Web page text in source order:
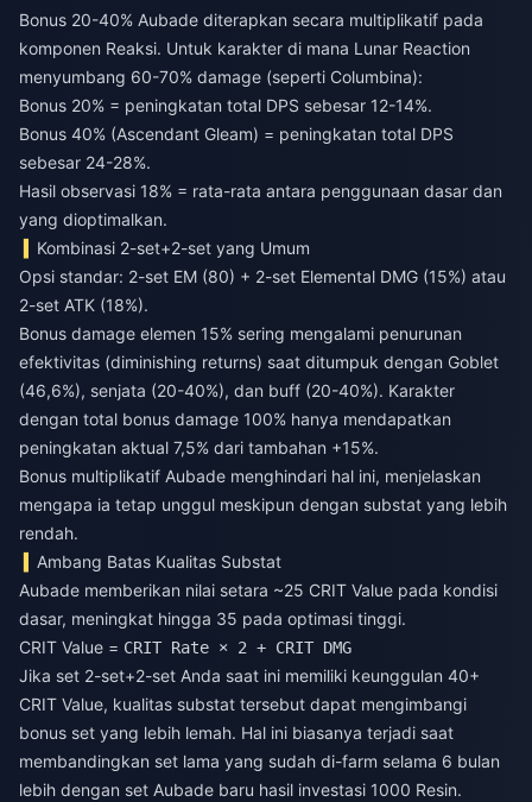
Bonus 20-40% Aubade diterapkan secara multiplikatif pada
komponen Reaksi. Untuk karakter di mana Lunar Reaction
menyumbang 60-70% damage (seperti Columbina):
Bonus 20% = peningkatan total DPS sebesar 12-14%.
Bonus 40% (Ascendant Gleam) = peningkatan total DPS
sebesar 24-28%.
Hasil observasi 18% = rata-rata antara penggunaan dasar dan
yang dioptimalkan.
Kombinasi 2-set+2-set yang Umum
Opsi standar: 2-set EM (80) + 2-set Elemental DMG (15%) atau
2-set ATK (18%).
Bonus damage elemen 15% sering mengalami penurunan
efektivitas (diminishing returns) saat ditumpuk dengan Goblet
(46,6%), senjata (20-40%), dan buff (20-40%). Karakter
dengan total bonus damage 100% hanya mendapatkan
peningkatan aktual 7,5% dari tambahan +15%.
Bonus multiplikatif Aubade menghindari hal ini, menjelaskan
mengapa ia tetap unggul meskipun dengan substat yang lebih
rendah.
Ambang Batas Kualitas Substat
Aubade memberikan nilai setara ~25 CRIT Value pada kondisi
dasar, meningkat hingga 35 pada optimasi tinggi.
CRIT Value = CRIT Rate × 2 + CRIT DMG
Jika set 2-set+2-set Anda saat ini memiliki keunggulan 40+
CRIT Value, kualitas substat tersebut dapat mengimbangi
bonus set yang lebih lemah. Hal ini biasanya terjadi saat
membandingkan set lama yang sudah di-farm selama 6 bulan
lebih dengan set Aubade baru hasil investasi 1000 Resin.